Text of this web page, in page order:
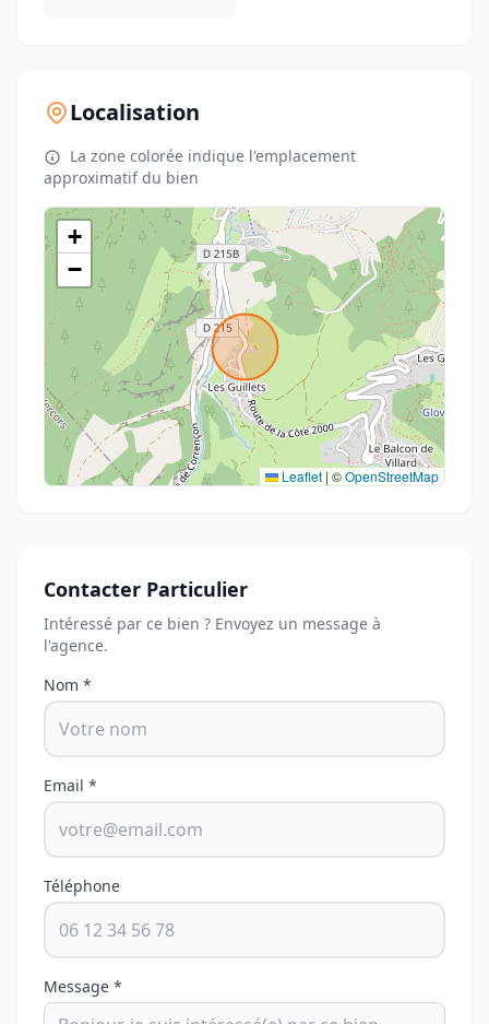
Localisation
La zone colorée indique l'emplacement
approximatif du bien
+
−
Leaflet | ©OpenStreetMap
Contacter Particulier
Intéressé par ce bien ? Envoyez un message à
l'agence.
Nom *
Email *
Téléphone
Message *